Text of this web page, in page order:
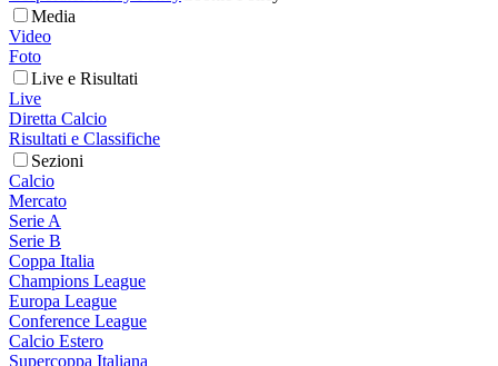
Media
Video
Foto
Live e Risultati
Live
Diretta Calcio
Risultati e Classifiche
Sezioni
Calcio
Mercato
Serie A
Serie B
Coppa Italia
Champions League
Europa League
Conference League
Calcio Estero
Supercoppa Italiana